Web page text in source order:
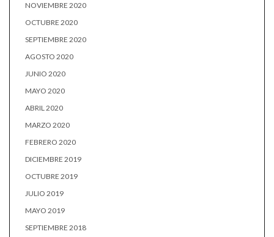
NOVIEMBRE 2020
OCTUBRE 2020
SEPTIEMBRE 2020
AGOSTO 2020
JUNIO 2020
MAYO 2020
ABRIL 2020
MARZO 2020
FEBRERO 2020
DICIEMBRE 2019
OCTUBRE 2019
JULIO 2019
MAYO 2019
SEPTIEMBRE 2018